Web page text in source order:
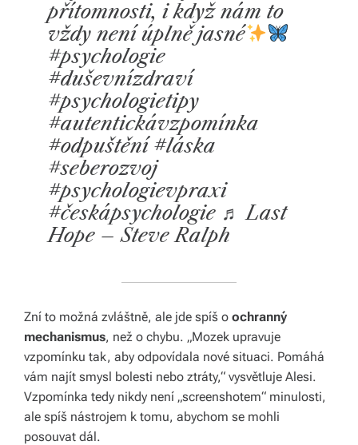
přítomnosti, i když nám to
vždy není úplně jasné
#psychologie
#duševnízdraví
#psychologietipy
#autentickávzpomínka
#odpuštění #láska
#seberozvoj
#psychologievpraxi
#českápsychologie ♬ Last
Hope – Steve Ralph
Zní to možná zvláštně, ale jde spíš o ochranný
mechanismus, než o chybu. „Mozek upravuje
vzpomínku tak, aby odpovídala nové situaci. Pomáhá
vám najít smysl bolesti nebo ztráty,“ vysvětluje Alesi.
Vzpomínka tedy nikdy není „screenshotem“ minulosti,
ale spíš nástrojem k tomu, abychom se mohli
posouvat dál.